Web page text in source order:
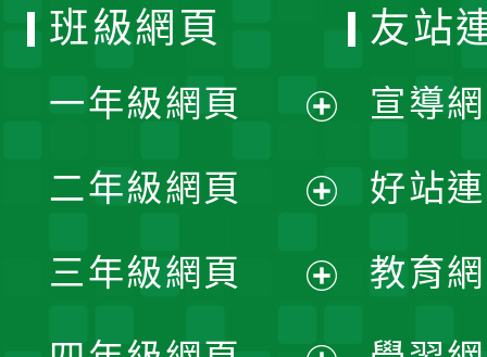
班級網頁
一年級網頁
開
選
單
二年級網頁
開
三年級網頁
友站
宣導
好站
教育